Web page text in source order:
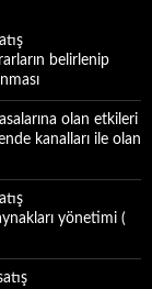
belirlenip
olan etkileri
kanalları ile olan
yönetimi (